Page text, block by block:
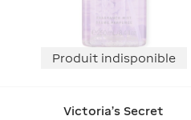
Produit indisponible
Victoria's Secret